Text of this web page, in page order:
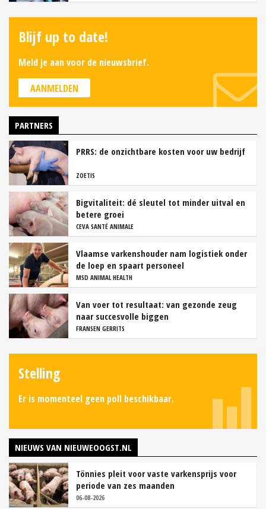
Blijf up to date!
Meld je aan voor de nieuwsbrief.
AANMELDEN
PARTNERS
PRRS: de onzichtbare kosten voor uw bedrijf
ZOETIS
Bigvitaliteit: dé sleutel tot minder uitval en
betere groei
CEVA SANTÉ ANIMALE
Vlaamse varkenshouder nam logistiek onder
de loep en spaart personeel
MSD ANIMAL HEALTH
Van voer tot resultaat: van gezonde zeug
naar succesvolle biggen
FRANSEN GERRITS
Stelling
Er is momenteel geen poll beschikbaar.
NIEUWS VAN NIEUWEOOGST.NL
Tönnies pleit voor vaste varkensprijs voor
periode van zes maanden
06-08-2026